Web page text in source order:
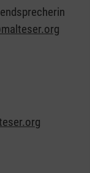
sind Erste-
Singen. Die
Soziales
sich etwa